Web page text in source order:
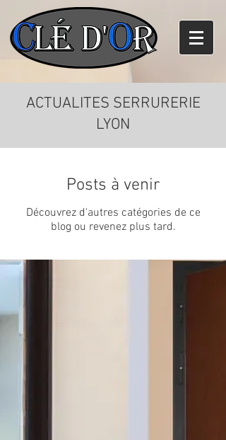
Posts à venir
Découvrez d'autres catégories de ce
blog ou revenez plus tard.
ACTUALITES SERRURERIE
LYON